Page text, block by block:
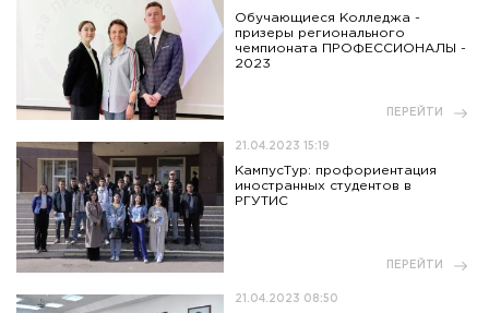
Обучающиеся Колледжа -
призеры регионального
чемпионата ПРОФЕССИОНАЛЫ -
2023
ПЕРЕЙТИ
21.04.2023 15:19
КампусТур: профориентация
иностранных студентов в
РГУТИС
ПЕРЕЙТИ
21.04.2023 08:50